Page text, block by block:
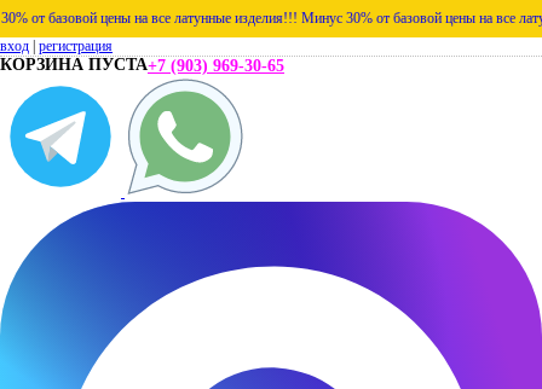
базовой цены на все латунные изделия!!! Минус 30% от базовой цены на все
вход регистрация
КОРЗИНА ПУСТА+7 (903) 969-30-65